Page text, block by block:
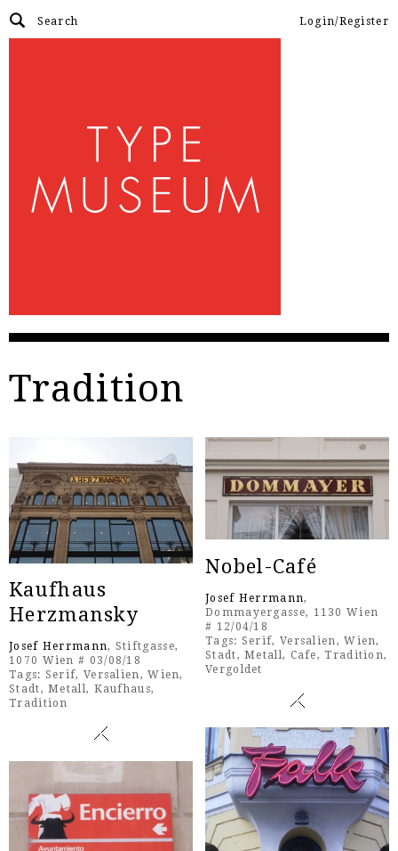
Login/Register
Tradition
Kaufhaus
Herzmansky
Josef Herrmann, Stiftgasse,
1070 Wien # 03/08/18
Tags: Serif, Versalien,Wien,
Stadt,Metall, Kaufhaus,
Tradition
Nobel-Café
Josef Herrmann,
Dommayergasse, 1130 Wien
# 12/04/18
Tags: Serif, Versalien,Wien,
Stadt,Metall, Cafe,Tradition,
Vergoldet